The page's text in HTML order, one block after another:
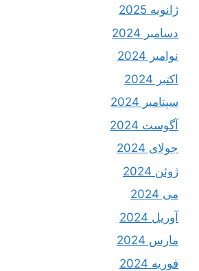
ژانویه 2025
دسامبر 2024
نوامبر 2024
اکتبر 2024
سپتامبر 2024
آگوست 2024
جولای 2024
ژوئن 2024
می 2024
آوریل 2024
مارس 2024
فوریه 2024